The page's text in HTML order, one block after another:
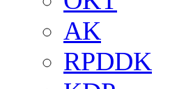
AK
RPDDK